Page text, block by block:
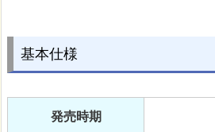
基本仕様
発売時期